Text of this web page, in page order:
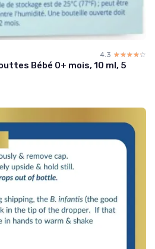
4.3 ☆☆☆☆☆
★★★★★
Bébé 0+ mois, 10 ml, 5